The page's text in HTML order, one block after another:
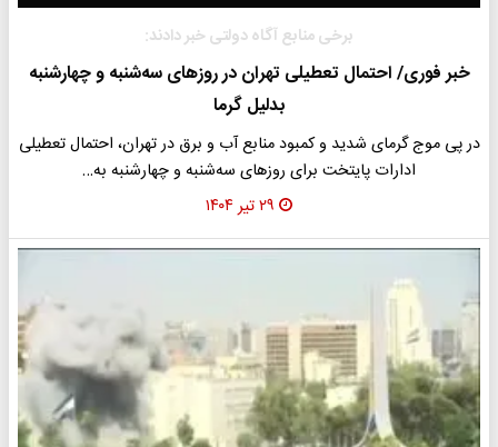
برخی منابع آگاه دولتی خبر دادند:
خبر فوری/ احتمال تعطیلی تهران در روزهای سه‌شنبه و چهارشنبه
بدلیل گرما
در پی موج گرمای شدید و کمبود منابع آب و برق در تهران، احتمال تعطیلی
ادارات پایتخت برای روزهای سه‌شنبه و چهارشنبه به‌…
۲۹ تیر ۱۴۰۴